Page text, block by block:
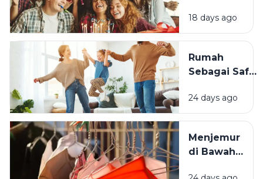
Momen
Bertambah
Terasa
Istimewa?
18 days ago
Rumah
Sebagai Safe
Mengapa
Lingkungan
Tinggal yang
Bersih
24 days ago
Menjemur
di Bawah